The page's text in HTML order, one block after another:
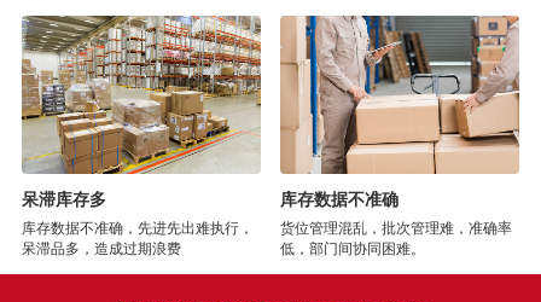
呆滞库存多
库存数据不准确，先进先出难执行，
呆滞品多，造成过期浪费
库存数据不准确
货位管理混乱，批次管理难，准确率
低，部门间协同困难。